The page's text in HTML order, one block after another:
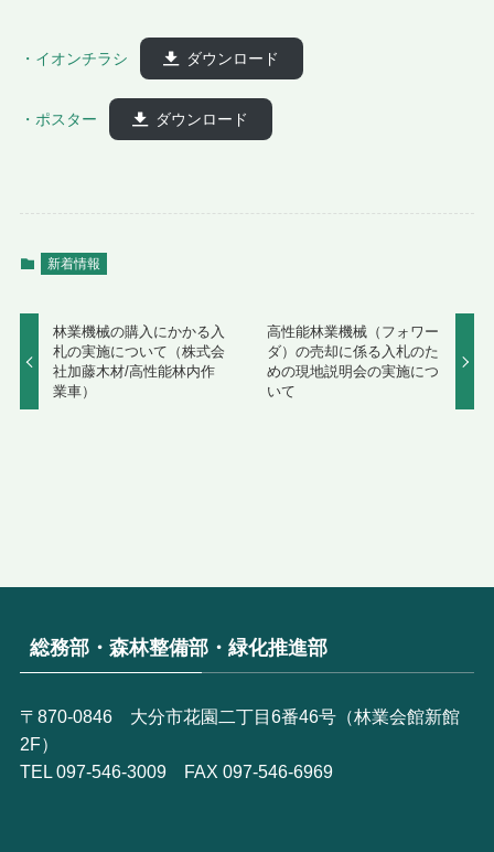
・イオンチラシ ダウンロード
・ポスター ダウンロード
新着情報
林業機械の購入にかかる入
札の実施について（株式会
社加藤木材/高性能林内作
業車）
高性能林業機械（フォワー
ダ）の売却に係る入札のた
めの現地説明会の実施につ
いて
総務部・森林整備部・緑化推進部
〒870-0846 大分市花園二丁目6番46号（林業会館新館
2F）
TEL 097-546-3009 FAX 097-546-6969